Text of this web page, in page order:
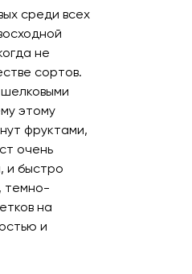
среди всех
не
сортов.
этому
фруктами,
очень
и быстро
темно-
на
и